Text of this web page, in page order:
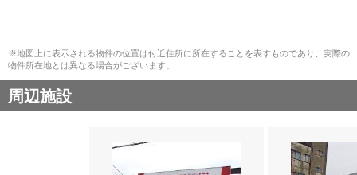
※地図上に表示される物件の位置は付近住所に所在することを表すものであり、実際の
物件所在地とは異なる場合がございます。
周辺施設